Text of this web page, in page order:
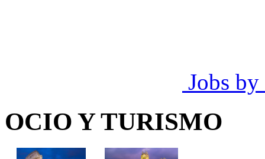
Jobs by
OCIO Y TURISMO